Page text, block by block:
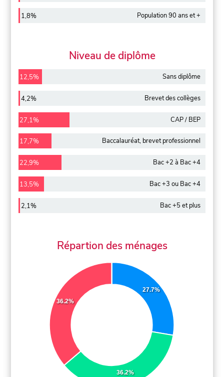
1,8% Population 90 ans et +
Niveau de diplôme
12,5% Sans diplôme
4,2% Brevet des collèges
27,1% CAP / BEP
17,7% Baccalauréat, brevet professionnel
22,9% Bac +2 à Bac +4
13,5% Bac +3 ou Bac +4
2,1% Bac +5 et plus
Répartion des ménages
27.7%
36.2%
36.2%